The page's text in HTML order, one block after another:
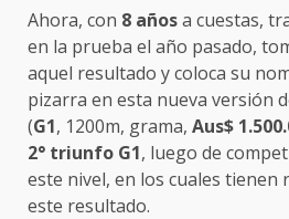
Ahora, con 8 añosa cuestas,
en la prueba el año pasado,
aquel resultado y coloca su
pizarra en esta nueva versión
(G1, 1200m, grama, Aus$
2° triunfo G1, luego de
este nivel, en los cuales tienen
este resultado.